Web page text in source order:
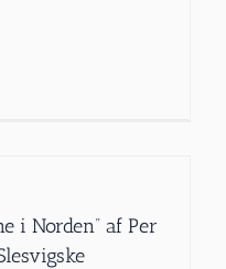
i Norden” af Per